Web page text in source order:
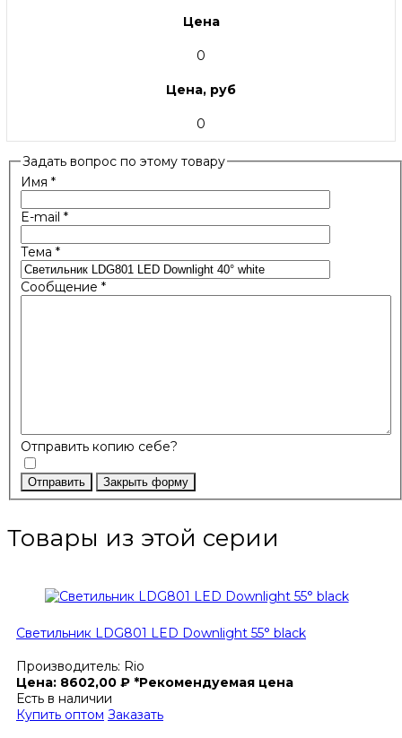
Цена
0
Цена, руб
0
Задать вопрос по этому товару
Имя *
E-mail *
Тема *
Сообщение *
Отправить копию себе?
Отправить Закрыть форму
Товары из этой серии
Светильник LDG801 LED Downlight 55° black
Производитель: Rio
Цена: 8602,00 ₽ *Рекомендуемая цена
Есть в наличии
Купить оптом Заказать